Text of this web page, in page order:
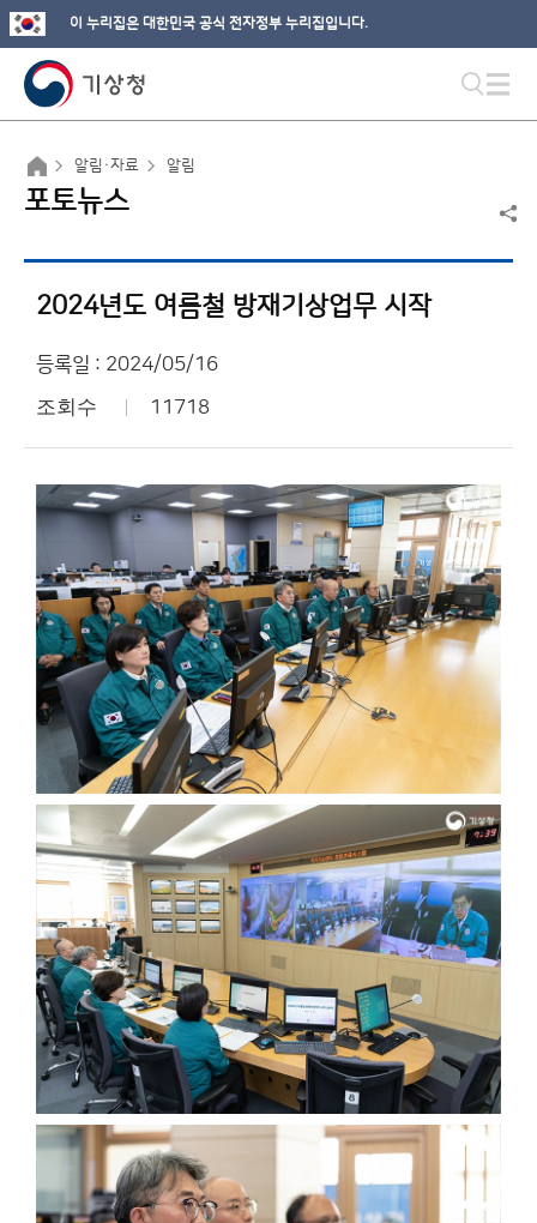
이 누리집은 대한민국 공식 전자정부 누리집입니다.
알림·자료 알림
포토뉴스
2024년도 여름철 방재기상업무 시작
등록일 : 2024/05/16
조회수 11718